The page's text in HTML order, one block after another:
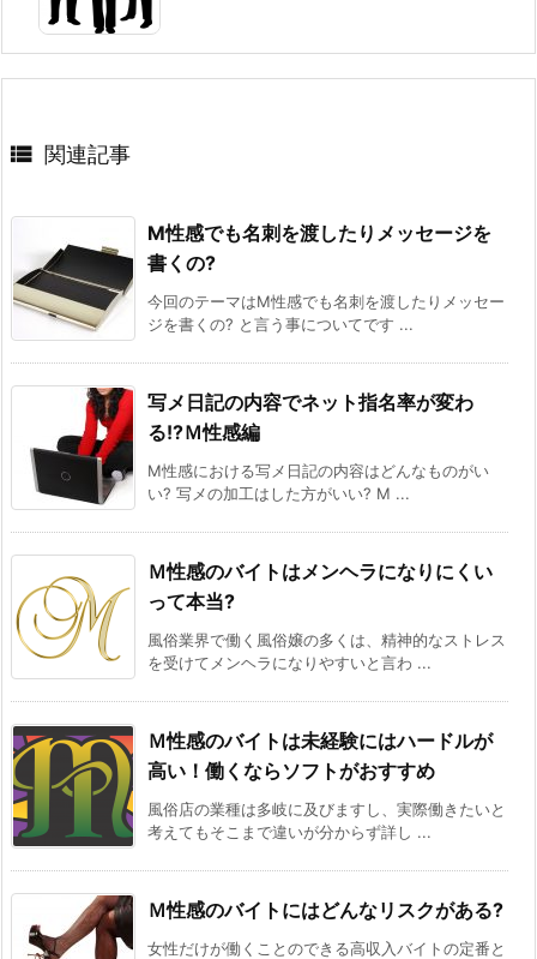
 関連記事
M性感でも名刺を渡したりメッセージを
書くの?
今回のテーマはM性感でも名刺を渡したりメッセー
ジを書くの? と言う事についてです ...
写メ日記の内容でネット指名率が変わ
る!?Ｍ性感編
M性感における写メ日記の内容はどんなものがい
い? 写メの加工はした方がいい? M ...
Ｍ性感のバイトはメンヘラになりにくい
って本当?
風俗業界で働く風俗嬢の多くは、精神的なストレス
を受けてメンヘラになりやすいと言わ ...
Ｍ性感のバイトは未経験にはハードルが
高い！働くならソフトがおすすめ
風俗店の業種は多岐に及びますし、実際働きたいと
考えてもそこまで違いが分からず詳し ...
Ｍ性感のバイトにはどんなリスクがある?
女性だけが働くことのできる高収入バイトの定番と